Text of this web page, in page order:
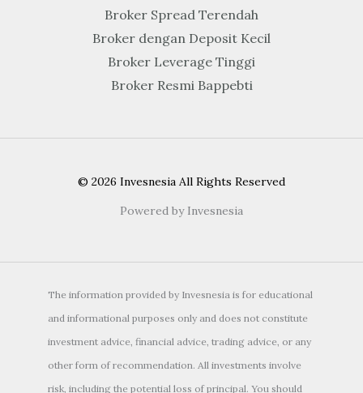
Broker Spread Terendah
Broker dengan Deposit Kecil
Broker Leverage Tinggi
Broker Resmi Bappebti
© 2026 Invesnesia All Rights Reserved
Powered by Invesnesia
The information provided by Invesnesia is for educational
and informational purposes only and does not constitute
investment advice, financial advice, trading advice, or any
other form of recommendation. All investments involve
risk, including the potential loss of principal. You should